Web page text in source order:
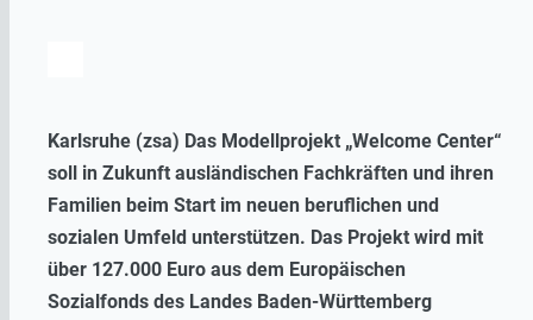
Karlsruhe (zsa) Das Modellprojekt „Welcome Center“
soll in Zukunft ausländischen Fachkräften und ihren
Familien beim Start im neuen beruflichen und
sozialen Umfeld unterstützen. Das Projekt wird mit
über 127.000 Euro aus dem Europäischen
Sozialfonds des Landes Baden-Württemberg